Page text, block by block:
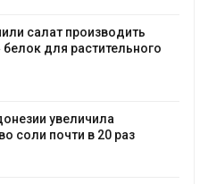
салат производить
для растительного
увеличила
соли почти в 20 раз